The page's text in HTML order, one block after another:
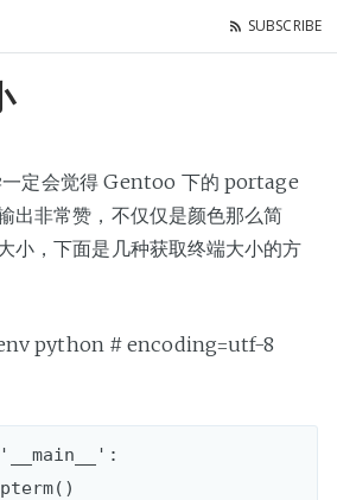
SUBSCRIBE
定会觉得 Gentoo 下的 portage
出非常赞，不仅仅是颜色那么简
小，下面是几种获取终端大小的方
python # encoding=utf-8